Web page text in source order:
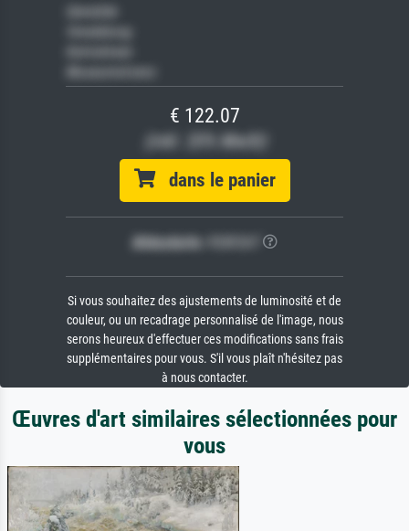
€ 122.07
(inkl. 20% MwSt)
dans le panier
Bildschärfe:
Si vous souhaitez des ajustements de luminosité et de
couleur, ou un recadrage personnalisé de l'image, nous
serons heureux d'effectuer ces modifications sans frais
supplémentaires pour vous. S'il vous plaît n'hésitez pas
à nous contacter.
Œuvres d'art similaires sélectionnées pour
vous